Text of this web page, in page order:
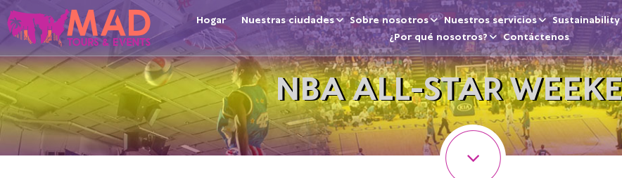
Hogar Nuestras ciudades Sobre nosotros Nuestros servicios Sustainability
¿Por qué nosotros?
Contáctenos
NBA ALL-STAR